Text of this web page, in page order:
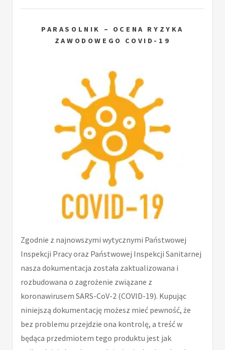
PARASOLNIK – OCENA RYZYKA
ZAWODOWEGO COVID-19
Zgodnie z najnowszymi wytycznymi Państwowej
Inspekcji Pracy oraz Państwowej Inspekcji Sanitarnej
nasza dokumentacja została zaktualizowana i
rozbudowana o zagrożenie związane z
koronawirusem SARS-CoV-2 (COVID-19). Kupując
niniejszą dokumentację możesz mieć pewność, że
bez problemu przejdzie ona kontrolę, a treść w
będąca przedmiotem tego produktu jest jak